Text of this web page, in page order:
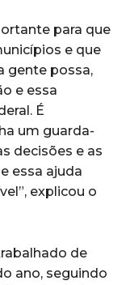
para que
e que
gente possa,
e essa
É
um guarda-
decisões e as
essa ajuda
explicou o
de
ano, seguindo